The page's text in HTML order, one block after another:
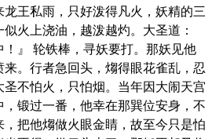
龙王私雨，只好泼得凡火，妖精的三
火上浇油，越泼越灼。大圣道：
！』 轮铁棒，寻妖要打。那妖见他
。行者急回头，煼得眼花雀乱，忍
不怕火，只怕烟。当年因大闹天宫
锻过一番，他幸在那巽位安身，不
把他煼做火眼金睛，故至今只是怕